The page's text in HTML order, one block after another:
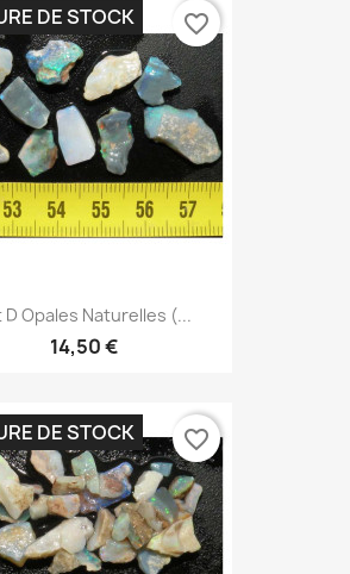
D Opales Naturelles (...
14,50 €
DE STOCK favorite_border
DE STOCK favorite_border